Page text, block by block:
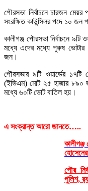
পৌরসভা নির্বাচনে চারজন
সংরক্ষিত কাউন্সিলর পদে ১০ জন
কালীগঞ্জ পৌরসভা নির্বাচনে
মধ্যে এদের মধ্যে পুরুষ
জন।
পৌরসভার ৯টি ওয়ার্ডের ১৭টি
(ইভিএম) মোট ২৫ হাজার ৮৯০
মধ্যে ৬০টি ভোট বাতিল হয়।
এ সংক্রান্ত আরো জানতে…..
কালীগঞ্জ
পৌর
পুলিশ,